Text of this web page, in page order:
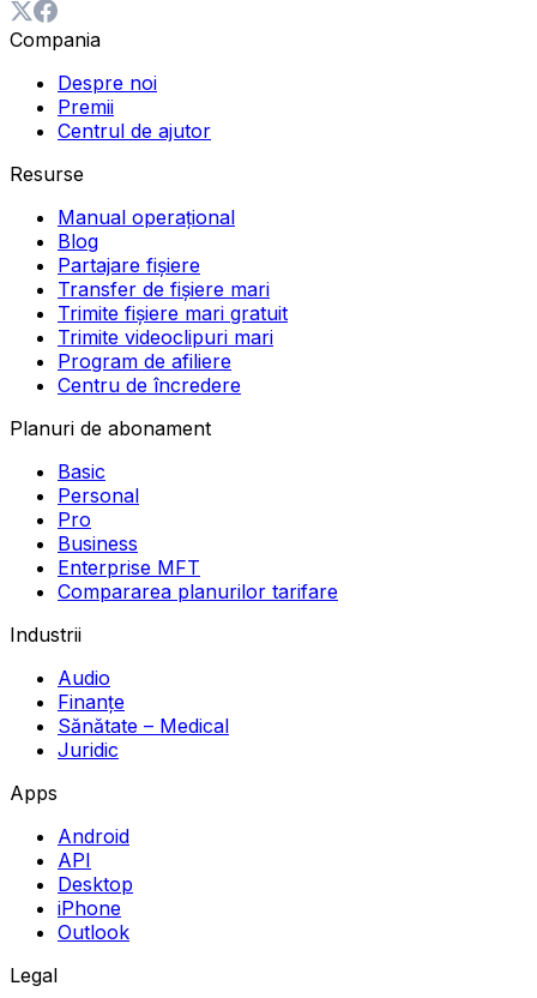
Compania
Despre noi
Premii
Centrul de ajutor
Resurse
Manual operațional
Blog
Partajare fișiere
Transfer de fișiere mari
Trimite fișiere mari gratuit
Trimite videoclipuri mari
Program de afiliere
Centru de încredere
Planuri de abonament
Basic
Personal
Pro
Business
Enterprise MFT
Compararea planurilor tarifare
Industrii
Audio
Finanțe
Sănătate – Medical
Juridic
Apps
Android
API
Desktop
iPhone
Outlook
Legal